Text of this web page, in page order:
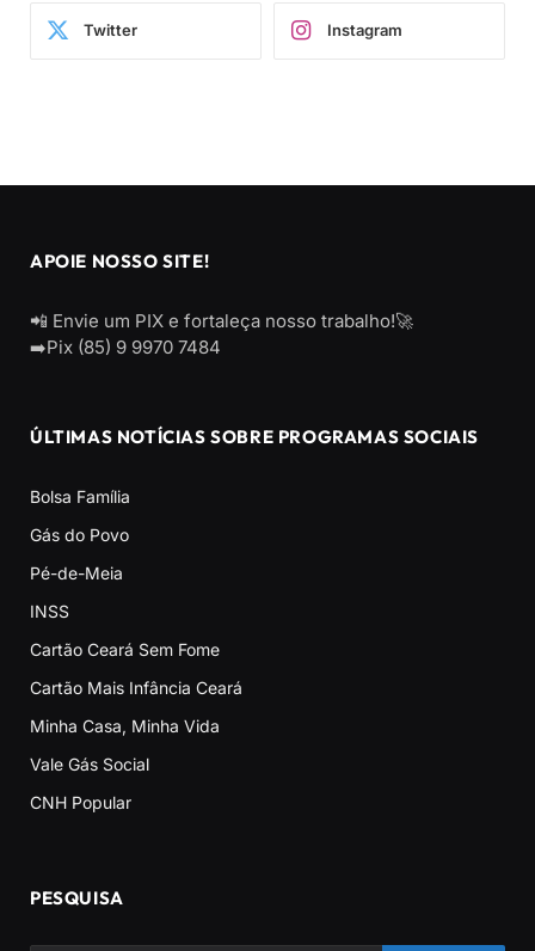
Twitter Instagram
APOIE NOSSO SITE!
📲 Envie um PIX e fortaleça nosso trabalho!🚀
➡️Pix (85) 9 9970 7484
ÚLTIMAS NOTÍCIAS SOBRE PROGRAMAS SOCIAIS
Bolsa Família
Gás do Povo
Pé-de-Meia
INSS
Cartão Ceará Sem Fome
Cartão Mais Infância Ceará
Minha Casa, Minha Vida
Vale Gás Social
CNH Popular
PESQUISA